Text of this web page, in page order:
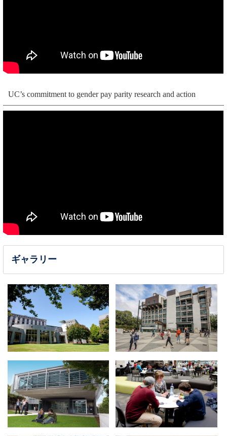
UC’s commitment to gender pay parity research and action
ギャラリー